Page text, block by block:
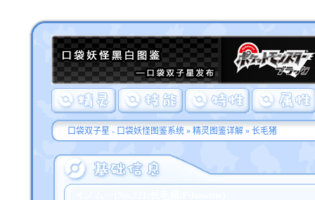
口袋双子星 - 口袋妖怪图鉴系统» 精灵图鉴详解» 长毛猪